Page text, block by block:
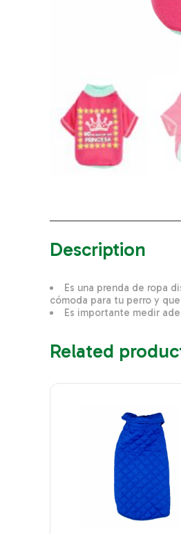
Description
Es una prenda de ropa
cómoda para tu perro y
Es importante medir
Related